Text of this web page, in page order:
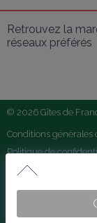
Retrouvez la
réseaux préférés
© 2026 Gîtes de
Conditions générales
Politique de
Conditions Générales
Partenaires
Le Gîte de
Maison